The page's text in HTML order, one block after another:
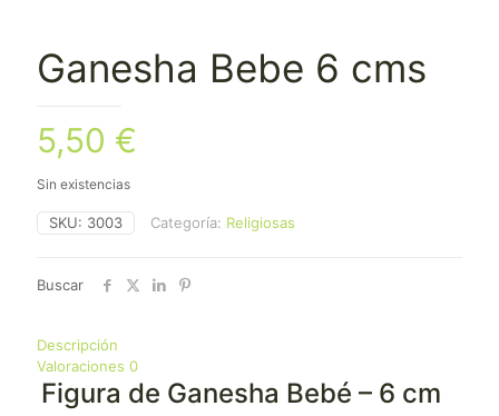
Ganesha Bebe 6 cms
5,50 €
Sin existencias
SKU: 3003 Categoría: Religiosas
Buscar
Descripción
Valoraciones 0
Figura de Ganesha Bebé – 6 cm